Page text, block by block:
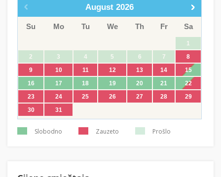
August 2026
Su Mo Tu We Th Fr Sa
1
2
3 4 5 6 7
8
9
10 11 12 13 14
15
16
17 18 19 20 21
22
23
24 25 26 27 28
29
30
31
Slobodno Zauzeto Prošlo